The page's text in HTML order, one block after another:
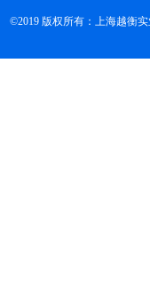
©2019 版权所有：上海越衡